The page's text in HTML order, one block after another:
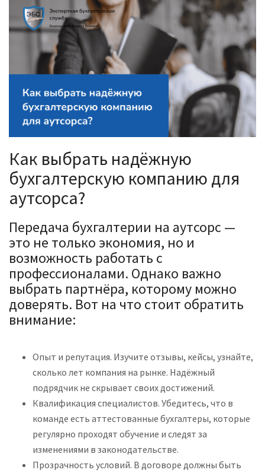
Как выбрать надёжную
бухгалтерскую компанию для
аутсорса?
Передача бухгалтерии на аутсорс —
это не только экономия, но и
возможность работать с
профессионалами. Однако важно
выбрать партнёра, которому можно
доверять. Вот на что стоит обратить
внимание:
Опыт и репутация. Изучите отзывы, кейсы, узнайте,
сколько лет компания на рынке. Надёжный
подрядчик не скрывает своих достижений.
Квалификация специалистов. Убедитесь, что в
команде есть аттестованные бухгалтеры, которые
регулярно проходят обучение и следят за
изменениями в законодательстве.
Прозрачность условий. В договоре должны быть